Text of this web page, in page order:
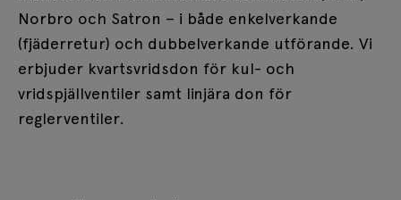
Norbro och Satron – i både enkelverkande
(fjäderretur) och dubbelverkande utförande. Vi
erbjuder kvartsvridsdon för kul- och
vridspjällventiler samt linjära don för
reglerventiler.